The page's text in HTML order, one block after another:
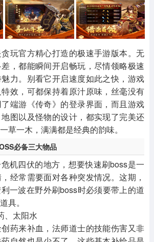
2716款应用
515款应用
游戏助手
515款应用
MOD游戏
1056款应用
玩官方精心打造的极速手游版本。无
，都能瞬间开启畅玩，尽情领略极速
力。别看它开启速度如此之快，游戏
效，可都保持着原汁原味，丝毫没有
端游《传奇》的登录界面，而且游戏
图以及怪物的设计，都实现了完美还
草一木，满满都是经典的韵味。
必备三大物品
机四伏的地方，想要快速刷boss是一
经常需要面对各种突发情况。这期，
一波在野外刷boss时必须要带上的道
具。
、太阳水
药来补血，法师道士的技能伤害又非